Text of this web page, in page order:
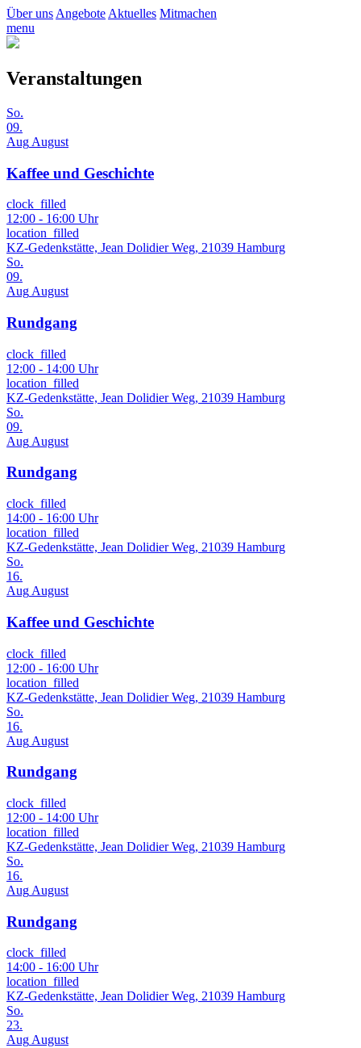
Über uns Angebote Aktuelles Mitmachen
menu
Veranstaltungen
So.
09.
Aug August
Kaffee und Geschichte
clock_filled
12:00 - 16:00 Uhr
location_filled
KZ-Gedenkstätte, Jean Dolidier Weg, 21039 Hamburg
So.
09.
Aug August
Rundgang
clock_filled
12:00 - 14:00 Uhr
location_filled
KZ-Gedenkstätte, Jean Dolidier Weg, 21039 Hamburg
So.
09.
Aug August
Rundgang
clock_filled
14:00 - 16:00 Uhr
location_filled
KZ-Gedenkstätte, Jean Dolidier Weg, 21039 Hamburg
So.
16.
Aug August
Kaffee und Geschichte
clock_filled
12:00 - 16:00 Uhr
location_filled
KZ-Gedenkstätte, Jean Dolidier Weg, 21039 Hamburg
So.
16.
Aug August
Rundgang
clock_filled
12:00 - 14:00 Uhr
location_filled
KZ-Gedenkstätte, Jean Dolidier Weg, 21039 Hamburg
So.
16.
Aug August
Rundgang
clock_filled
14:00 - 16:00 Uhr
location_filled
KZ-Gedenkstätte, Jean Dolidier Weg, 21039 Hamburg
So.
23.
AugAugust